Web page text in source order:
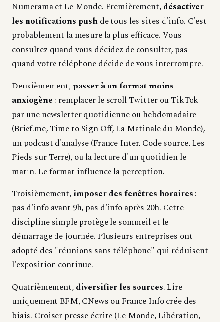
Numerama et Le Monde. Premièrement,désactiver
les notifications pushde tous les sites d'info. C'est
probablement la mesure la plus efficace. Vous
consultez quand vous décidez de consulter, pas
quand votre téléphone décide de vous interrompre.
Deuxièmement,passer à un format moins
anxiogène : remplacer le scroll Twitter ou TikTok
par une newsletter quotidienne ou hebdomadaire
(Brief.me, Time to Sign Off, La Matinale du Monde),
un podcast d'analyse (France Inter, Code source, Les
Pieds sur Terre), ou la lecture d'un quotidien le
matin. Le format influence la perception.
Troisièmement,imposer des fenêtres horaires :
pas d'info avant 9h, pas d'info après 20h. Cette
discipline simple protège le sommeil et le
démarrage de journée. Plusieurs entreprises ont
adopté des "réunions sans téléphone" qui réduisent
l'exposition continue.
Quatrièmement,diversifier les sources. Lire
uniquement BFM, CNews ou France Info crée des
biais. Croiser presse écrite (Le Monde, Libération,